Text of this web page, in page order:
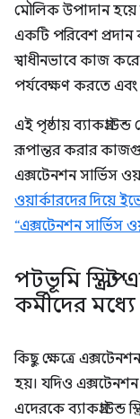
মৌলিক উপাদান হয়ে
একটি পরিবেশ
স্বাধীনভাবে কাজ
পর্যবেক্ষণ করতে
এই পৃষ্ঠায়
রূপান্তর করার
এক্সটেনশন সার্ভিস
ওয়ার্কারদের দিয়ে
“এক্সটেনশন সার্ভিস
পটভূমি স্ক্রিপ্ট
কর্মীদের
কিছু ক্ষেত্রে এক্সটেনশন
হয়। যদিও এক্সটেনশন
এদেরকে ব্যাকগ্রাউন্ড